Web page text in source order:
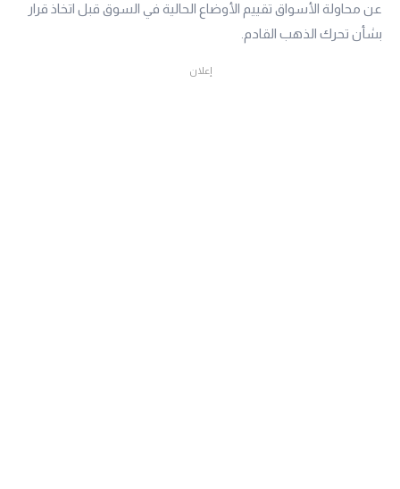
عن محاولة الأسواق تقييم الأوضاع الحالية في السوق قبل اتخاذ قرار
بشأن تحرك الذهب القادم.
إعلان